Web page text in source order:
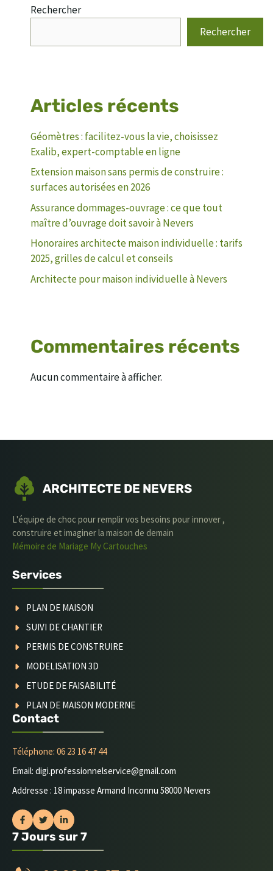
Rechercher
Rechercher
Articles récents
Géomètres : facilitez-vous la vie, choisissez
Exalib, expert-comptable en ligne
Extension maison sans permis de construire :
surfaces autorisées en 2026
Assurance dommages-ouvrage : ce que tout
maître d’ouvrage doit savoir à Nevers
Honoraires architecte maison individuelle : tarifs
2025, grilles de calcul et conseils
Architecte pour maison individuelle à Nevers
Commentaires récents
Aucun commentaire à afficher.
ARCHITECTE DE NEVERS
L'équipe de choc pour remplir vos besoins pour innover ,
construire et imaginer la maison de demain
Mémoire de Mariage My Cartouches
Services
PLAN DE MAISON
SUIVI DE CHANTIER
PERMIS DE CONSTRUIRE
MODELISATION 3D
ETUDE DE FAISABILITÉ
PLAN DE MAISON MODERNE
Contact
Téléphone: 06 23 16 47 44
Email: digi.professionnelservice@gmail.com
Addresse : 18 impasse Armand Inconnu 58000 Nevers
7 Jours sur 7